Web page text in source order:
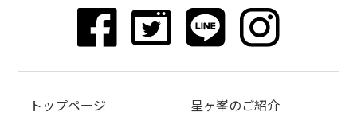
トップページ 星ヶ峯のご紹介